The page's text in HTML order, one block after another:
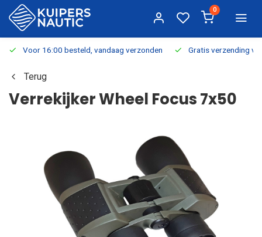
0
Voor 16:00 besteld, vandaag verzonden Gratis verzending
Terug
Verrekijker Wheel Focus 7x50